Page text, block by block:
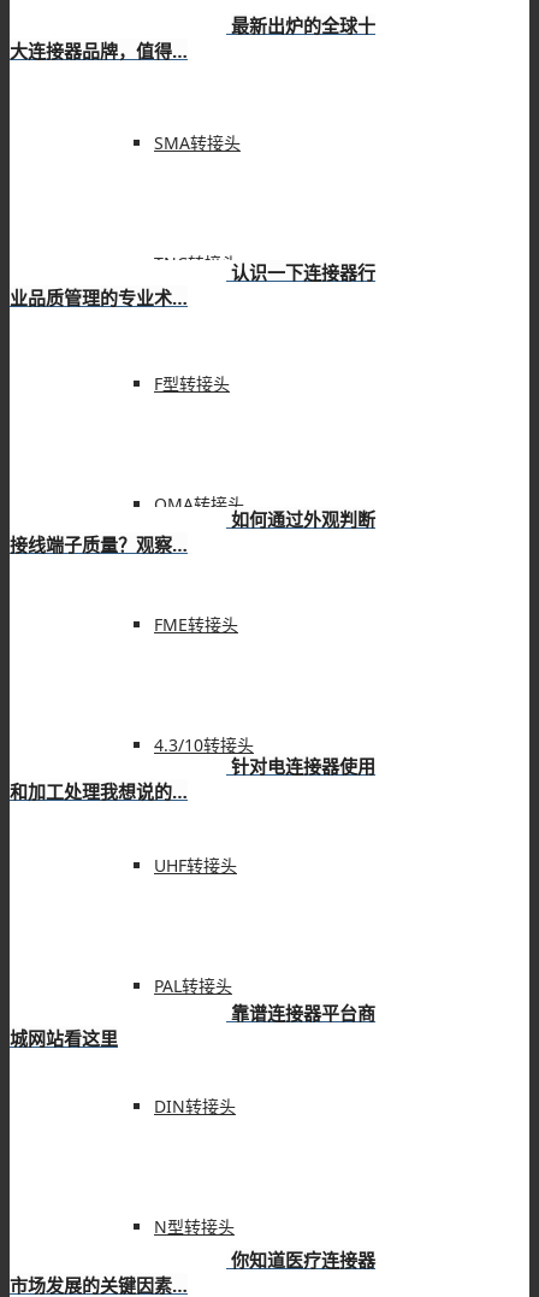
BNC转接头
SMA转接头
TNC转接头
F型转接头
QMA转接头
FME转接头
4.3/10转接头
UHF转接头
PAL转接头
DIN转接头
N型转接头
最新出炉的全球十
大连接器品牌，值得…
认识一下连接器行
业品质管理的专业术…
如何通过外观判断
接线端子质量？观察…
针对电连接器使用
和加工处理我想说的…
靠谱连接器平台商
城网站看这里
你知道医疗连接器
市场发展的关键因素…